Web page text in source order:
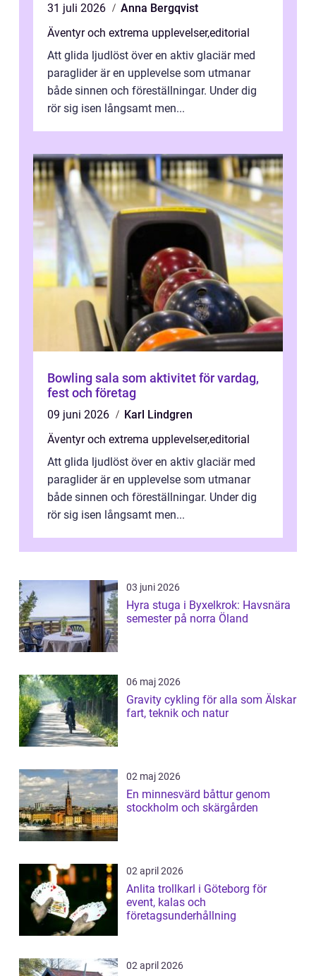
31 juli 2026
Anna Bergqvist
Äventyr och extrema upplevelser,editorial
Att glida ljudlöst över en aktiv glaciär med
paraglider är en upplevelse som utmanar
både sinnen och föreställningar. Under dig
rör sig isen långsamt men...
Bowling sala som aktivitet för vardag,
fest och företag
09 juni 2026
Karl Lindgren
Äventyr och extrema upplevelser,editorial
Att glida ljudlöst över en aktiv glaciär med
paraglider är en upplevelse som utmanar
både sinnen och föreställningar. Under dig
rör sig isen långsamt men...
03 juni 2026
Hyra stuga i Byxelkrok: Havsnära
semester på norra Öland
06 maj 2026
Gravity cykling för alla som Älskar
fart, teknik och natur
02 maj 2026
En minnesvärd båttur genom
stockholm och skärgården
02 april 2026
Anlita trollkarl i Göteborg för
event, kalas och
företagsunderhållning
02 april 2026